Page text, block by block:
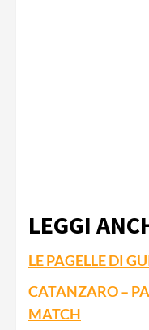
LEGGI
LE PAGELLE DI
CATANZARO –
MATCH